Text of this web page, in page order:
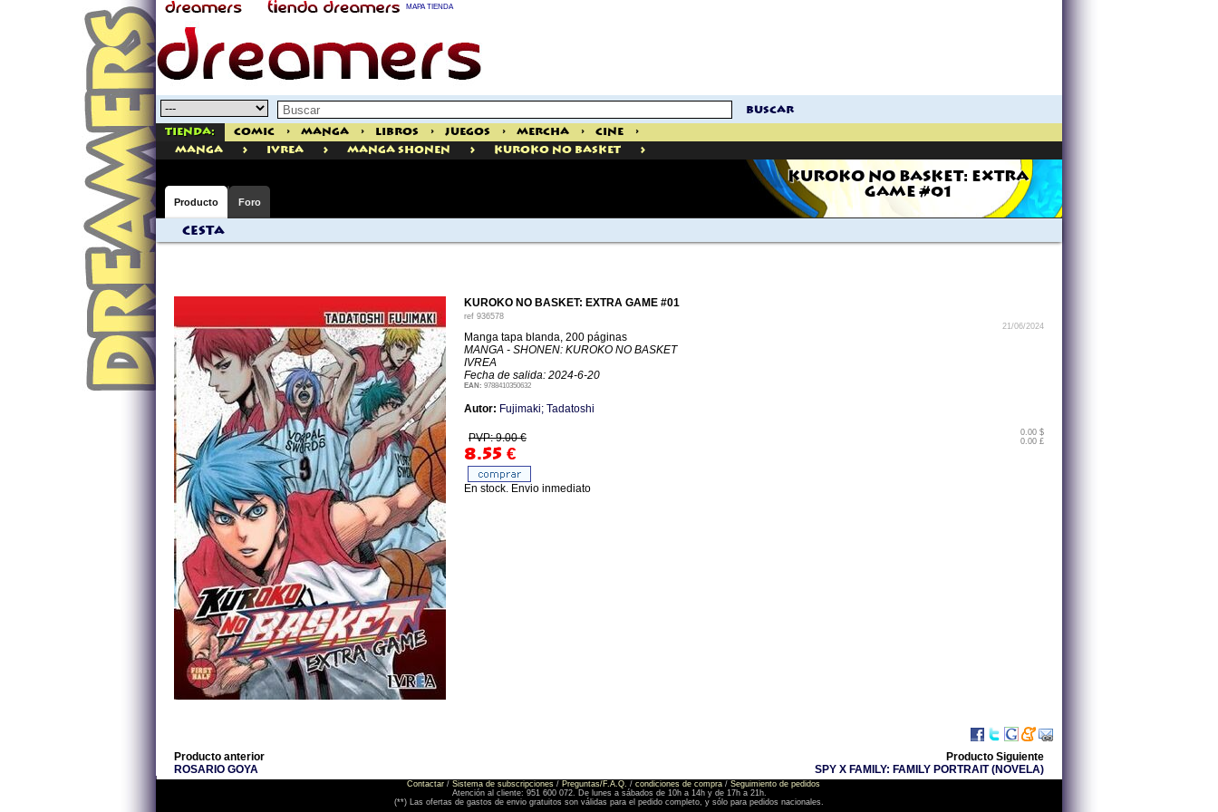
MAPA TIENDA
buscar
Tienda: Comic > Manga > Libros > Juegos > Mercha > Cine
>
manga
> Ivrea > Manga Shonen > Kuroko No Basket >
KUROKO NO BASKET: EXTRA
GAME #01
Producto Foro
Cesta
KUROKO NO BASKET: EXTRA GAME #01
ref 936578
21/06/2024
Manga tapa blanda, 200 páginas
MANGA - SHONEN: KUROKO NO BASKET
IVREA
Fecha de salida: 2024-6-20
EAN: 9788410350632
Autor: Fujimaki; Tadatoshi
PVP: 9.00 €
8.55 €
0.00 $
0.00 £
En stock. Envio inmediato
Producto anterior
ROSARIO GOYA
Producto Siguiente
SPY X FAMILY: FAMILY PORTRAIT (NOVELA)
Contactar / Sistema de subscripciones / Preguntas/F.A.Q. / condiciones de compra / Seguimiento de pedidos
Atención al cliente: 951 600 072. De lunes a sábados de 10h a 14h y de 17h a 21h.
(**) Las ofertas de gastos de envio gratuitos son válidas para el pedido completo, y sólo para pedidos nacionales.